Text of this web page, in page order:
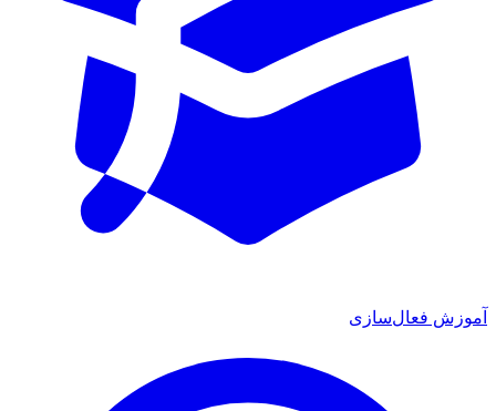
آموزش فعال‌سازی